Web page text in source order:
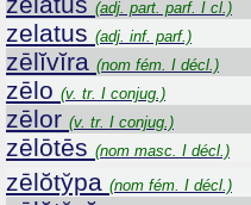
(adj. part. parf. I cl.)
zelatus (adj. inf. parf.)
zēlĭvĭra (nom fém. I décl.)
zēlo (v. tr. I conjug.)
zēlor (v. tr. I conjug.)
zēlōtēs (nom masc. I décl.)
zēlŏty̆pa (nom fém. I décl.)